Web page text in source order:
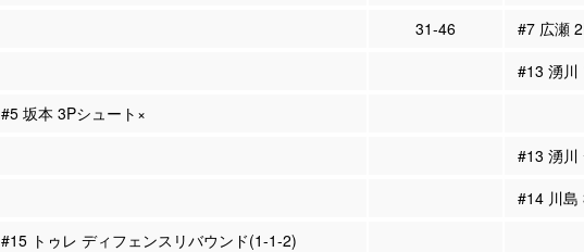
31-46
#7 広瀬
#13 湧川
#5 坂本 3Pシュート×
#13 湧川
#14 川島
#15 トゥレ ディフェンスリバウンド(1-1-2)